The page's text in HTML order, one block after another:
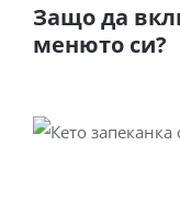
Защо да
менюто си?